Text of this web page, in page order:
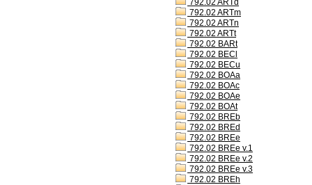
792.02 ARTd
792.02 ARTm
792.02 ARTn
792.02 ARTt
792.02 BARt
792.02 BECl
792.02 BECu
792.02 BOAa
792.02 BOAc
792.02 BOAe
792.02 BOAt
792.02 BREb
792.02 BREd
792.02 BREe
792.02 BREe v.1
792.02 BREe v.2
792.02 BREe v.3
792.02 BREh